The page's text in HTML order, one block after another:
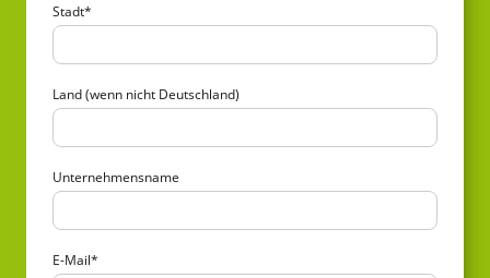
Stadt*
Land (wenn nicht Deutschland)
Unternehmensname
E-Mail*